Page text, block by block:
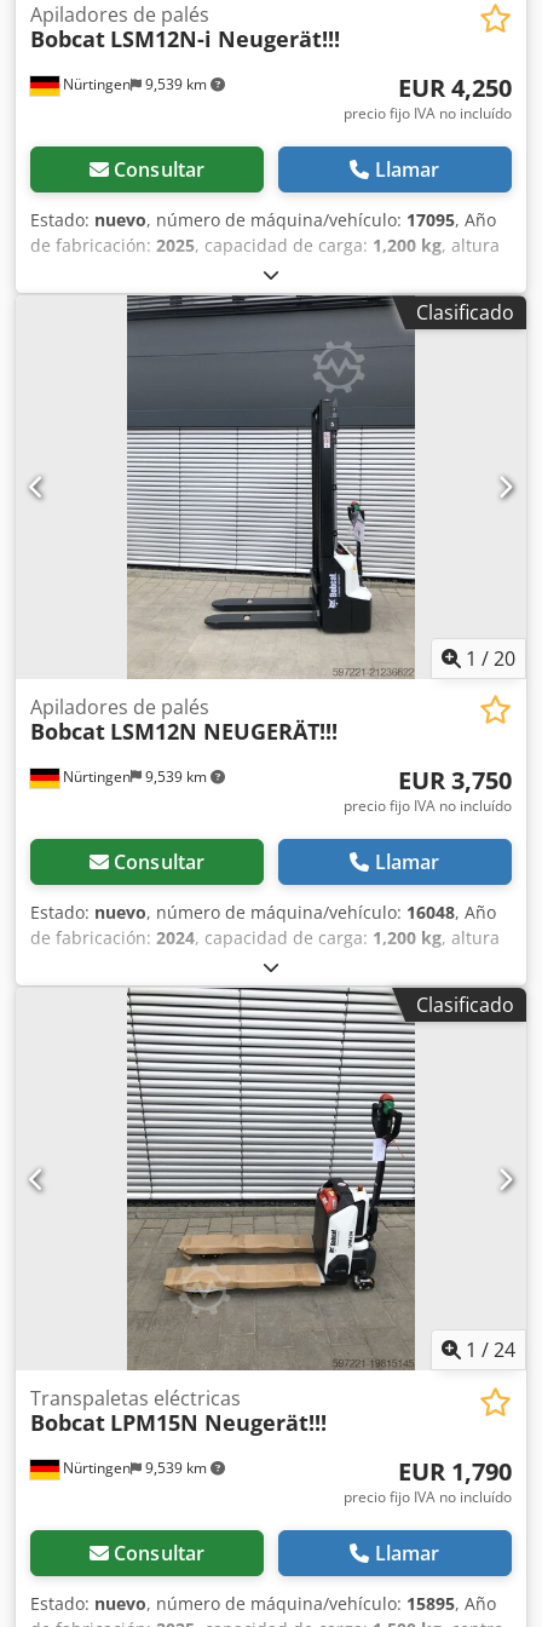
Nürtingen 9,539 km
Apiladores de palés
Bobcat LSM12N-i Neugerät!!!
EUR 4,250
precio fijo IVA no incluído
Consultar Llamar
Estado: nuevo, número de máquina/vehículo: 17095, Año
de fabricación: 2025, capacidad de carga: 1,200 kg, altura
, centro de carga:
combustible:eléctrico, tipo de mástil:Simplex, altura de
construcción:1,970 mm, voltaje de la batería: 24 V,
1,150 mm , peso total:665 kg
5180321 Número de serie: OBWNR-000081 Chodpfx Aozfd
Dbod Soa Especificaciones de la batería: 24 V, 60 Ah
Clasificado
1 /20
Nürtingen 9,539 km
Apiladores de palés
Bobcat LSM12N NEUGERÄT!!!
EUR 3,750
precio fijo IVA no incluído
Consultar Llamar
Estado: nuevo, número de máquina/vehículo: 16048, Año
de fabricación: 2024, capacidad de carga: 1,200 kg, altura
, centro de carga:
combustible:eléctrico, tipo de mástil:Simplex, altura de
construcción:2,080 mm, voltaje de la batería: 24 V,
longitud de la horquilla:1,150 mm, peso total:576 kg
5076939 Chsdpfxoykc Rrj Ad Soa Número de serie: OBWNL-
002740 Especificaciones de la batería: 24 V, 60 Ah
Clasificado
1 /24
Nürtingen 9,539 km
Transpaletas eléctricas
Bobcat LPM15N Neugerät!!!
EUR 1,790
precio fijo IVA no incluído
Consultar Llamar
Estado: nuevo, número de máquina/vehículo: 15895, Año